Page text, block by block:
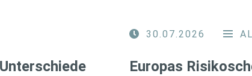
30.07.2026
Europas